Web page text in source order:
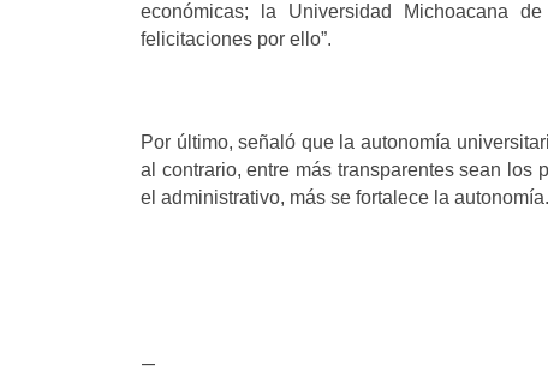
económicas; la Universidad Michoacana
felicitaciones por ello”.
Por último, señaló que la autonomía
al contrario, entre más transparentes sean los
el administrativo, más se fortalece la autonomía.